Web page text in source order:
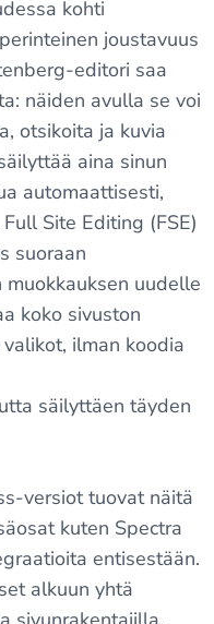
kohti
joustavuus
editori saa
näiden avulla se voi
otsikoita ja kuvia
aina sinun
automaattisesti,
Site Editing (FSE)
suoraan
uudelle
koko sivuston
ilman koodia
säilyttäen täyden
versiot tuovat näitä
kuten Spectra
entisestään.
alkuun yhtä